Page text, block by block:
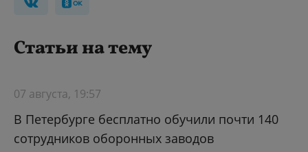
Статьи на тему
07 августа, 19:57
В Петербурге бесплатно обучили почти 140
сотрудников оборонных заводов